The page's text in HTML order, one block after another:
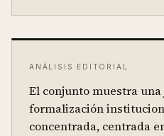
ANÁLISIS EDITORIAL
El conjunto muestra una
formalización
concentrada, centrada